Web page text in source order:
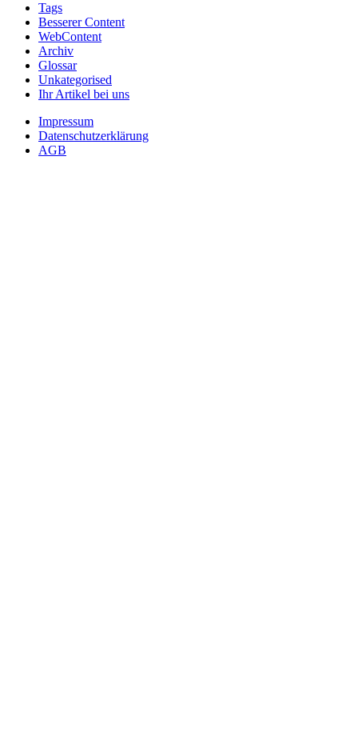
Tags
Besserer Content
WebContent
Archiv
Glossar
Unkategorised
Ihr Artikel bei uns
Impressum
Datenschutzerklärung
AGB